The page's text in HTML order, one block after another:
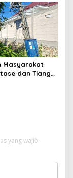
Masyarakat
dan Tiang
yang wajib